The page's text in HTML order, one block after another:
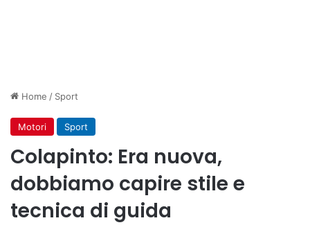
Home / Sport
Motori Sport
Colapinto: Era nuova,
dobbiamo capire stile e
tecnica di guida